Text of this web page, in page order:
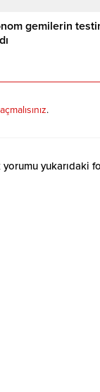
gemilerin
.
yukarıdaki